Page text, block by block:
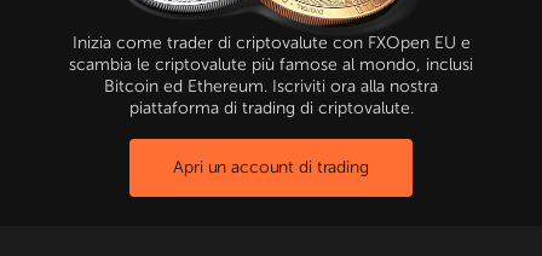
Inizia come trader di criptovalute con FXOpen EU e
scambia le criptovalute più famose al mondo, inclusi
Bitcoin ed Ethereum. Iscriviti ora alla nostra
piattaforma di trading di criptovalute.
Apri un account di trading